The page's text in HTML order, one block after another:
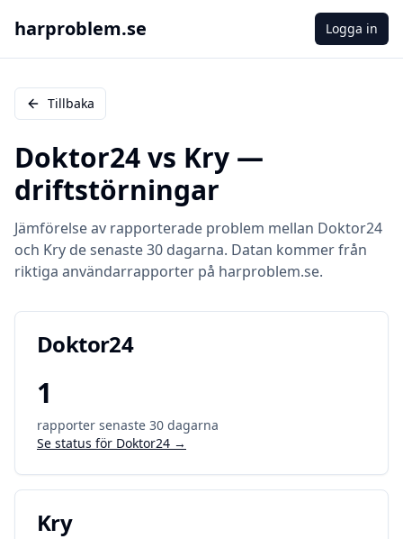
harproblem.se Logga in
Tillbaka
Doktor24vs Kry —
driftstörningar
Jämförelse av rapporterade problem mellan Doktor24
och Kry de senaste 30 dagarna. Datan kommer från
riktiga användarrapporter på harproblem.se.
Doktor24
1
rapporter senaste 30 dagarna
Se status för Doktor24 →
Kry